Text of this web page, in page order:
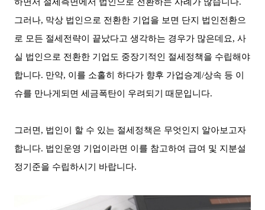
그러나, 막상 법인으로 전환한 기업을 보면 단지 법인전환으
로 모든 절세전략이 끝났다고 생각하는 경우가 많은데요, 사
실 법인으로 전환한 기업도 중장기적인 절세정책을 수립해야
합니다. 만약, 이를 소홀히 하다가 향후 가업승계 /상속 등 이
슈를 만나게되면 세금폭탄이 우려되기 때문입니다.
그러면 , 법인이 할 수 있는 절세정책은 무엇인지 알아보고자
합니다. 법인운영 기업이라면 이를 참고하여 급여 및 지분설
정기준을 수립하시기 바랍니다.